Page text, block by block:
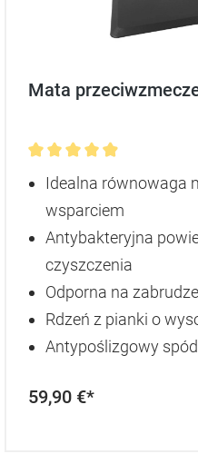
Mata
Średnia ocena 4.9 z 5
Idealna równowaga
wsparciem
Antybakteryjna
czyszczenia
Odporna na
Rdzeń z pianki o
Antypoślizgowy spód
59,90 €*